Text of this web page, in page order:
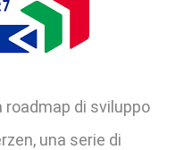
di sviluppo
una serie di